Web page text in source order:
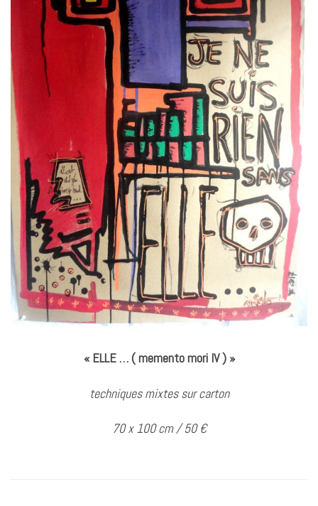
« ELLE … ( memento mori IV ) »
techniques mixtes sur carton
70 x 100 cm / 50 €